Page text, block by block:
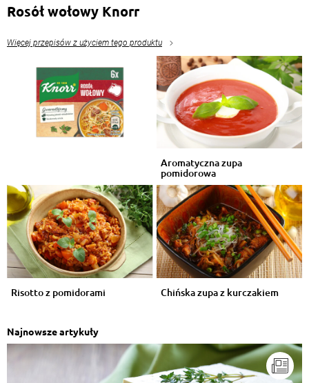
Rosół wołowy Knorr
Więcej przepisów z użyciem tego produktu
Aromatyczna zupa
pomidorowa
Risotto z pomidorami Chińska zupa z kurczakiem
Najnowsze artykuły